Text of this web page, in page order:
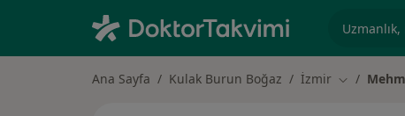
Ana Sayfa Kulak Burun Boğaz İzmir Şehir